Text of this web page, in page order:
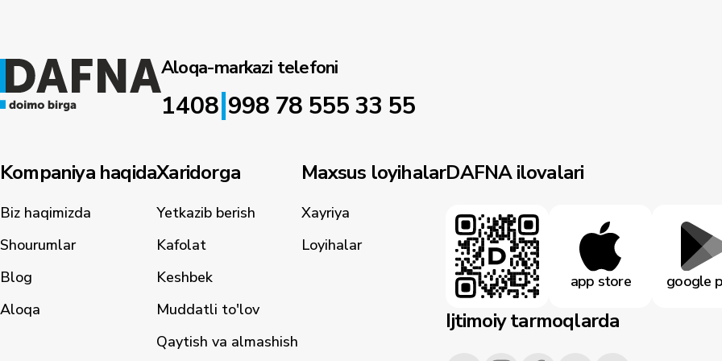
Aloqa-markazi telefoni
1408|998 78 555 33 55
Kompaniya haqida
Biz haqimizda
Shourumlar
Blog
Aloqa
Xaridorga
Yetkazib berish
Kafolat
Keshbek
Muddatli to'lov
Qaytish va almashish
Maxsus loyihalar
Xayriya
Loyihalar
DAFNA ilovalari
app store google
Ijtimoiy tarmoqlarda